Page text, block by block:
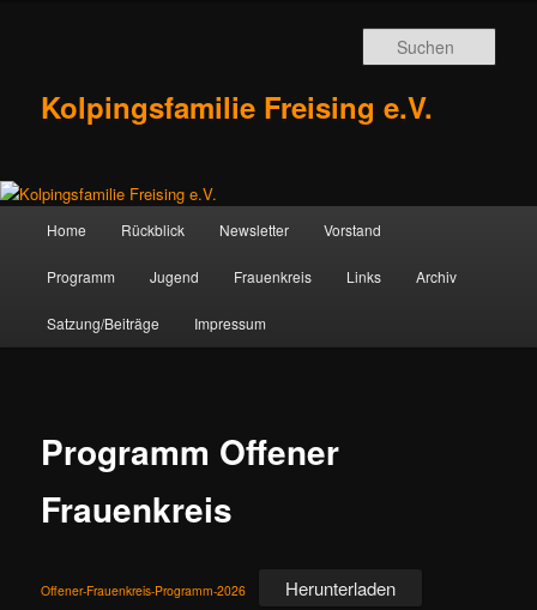
Kolpingsfamilie Freising e.V.
Home Rückblick Newsletter Vorstand
Programm Jugend Frauenkreis Links Archiv
Satzung/Beiträge Impressum
Programm Offener
Frauenkreis
Offener-Frauenkreis-Programm-2026 Herunterladen